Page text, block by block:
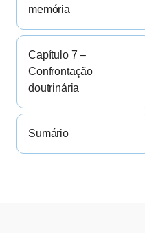
memória
Capítulo 7 –
Confrontação
doutrinária
Sumário